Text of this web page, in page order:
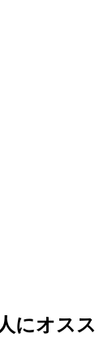
にオスス